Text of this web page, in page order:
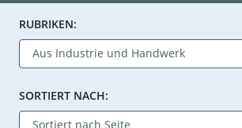
RUBRIKEN:
SORTIERT NACH: